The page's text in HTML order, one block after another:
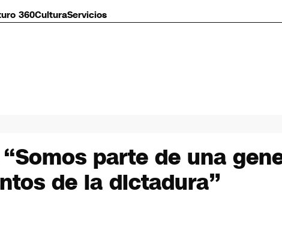
360CulturaServicios
parte de una
de la dictadura”